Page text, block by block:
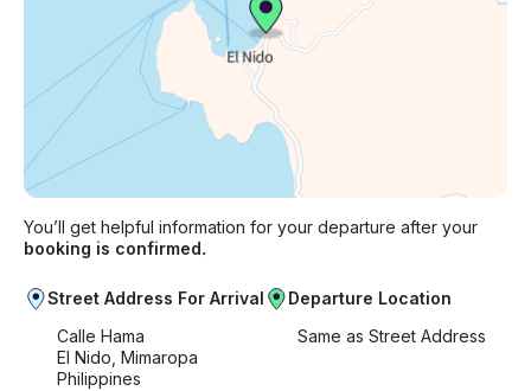
You’ll get helpful information for your departure after your
booking is confirmed.
Street Address For Arrival
Calle Hama
El Nido, Mimaropa
Philippines
Departure Location
Same as Street Address